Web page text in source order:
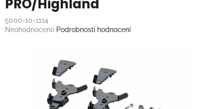
PRO/Highland
5000-10-1114
Průměrné
Neohodnoceno Podrobnosti hodnocení